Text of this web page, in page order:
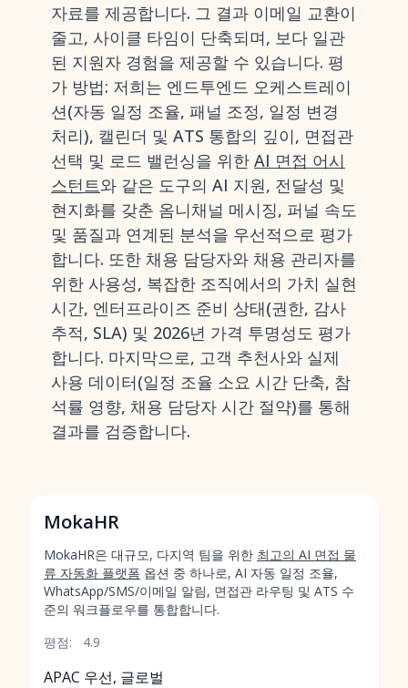
자료를 제공합니다. 그 결과 이메일 교환이
줄고, 사이클 타임이 단축되며, 보다 일관
된 지원자 경험을 제공할 수 있습니다. 평
가 방법: 저희는 엔드투엔드 오케스트레이
션(자동 일정 조율, 패널 조정, 일정 변경
처리), 캘린더 및 ATS 통합의 깊이, 면접관
선택 및 로드 밸런싱을 위한 AI 면접 어시
스턴트와 같은 도구의 AI 지원, 전달성 및
현지화를 갖춘 옴니채널 메시징, 퍼널 속도
및 품질과 연계된 분석을 우선적으로 평가
합니다. 또한 채용 담당자와 채용 관리자를
위한 사용성, 복잡한 조직에서의 가치 실현
시간, 엔터프라이즈 준비 상태(권한, 감사
추적, SLA) 및 2026년 가격 투명성도 평가
합니다. 마지막으로, 고객 추천사와 실제
사용 데이터(일정 조율 소요 시간 단축, 참
석률 영향, 채용 담당자 시간 절약)를 통해
결과를 검증합니다.
MokaHR
MokaHR은 대규모, 다지역 팀을 위한 최고의 AI 면접 물
류 자동화 플랫폼 옵션 중 하나로, AI 자동 일정 조율,
WhatsApp/SMS/이메일 알림, 면접관 라우팅 및 ATS 수
준의 워크플로우를 통합합니다.
평점:
4.9
APAC 우선, 글로벌